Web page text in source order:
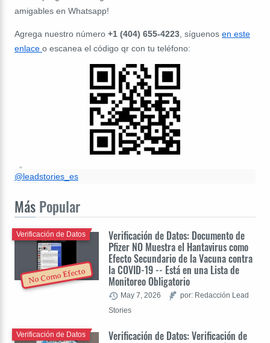
amigables en Whatsapp!
Agrega nuestro número +1 (404) 655-4223, síguenos en este
enlace o escanea el código qr con tu teléfono:
@leadstories_es
Más Popular
No Como Efecto
Verificación de Datos: Documento de
Pfizer NO Muestra el Hantavirus como
Efecto Secundario de la Vacuna contra
la COVID-19 -- Está en una Lista de
Monitoreo Obligatorio
Verificación de Datos
May 7, 2026
por: Redacción Lead
Stories
Verificación de Datos: Verificación de
Verificación de Datos